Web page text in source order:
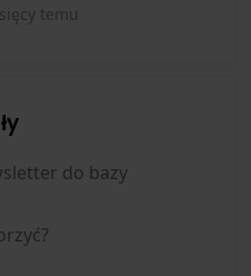
temu
do bazy